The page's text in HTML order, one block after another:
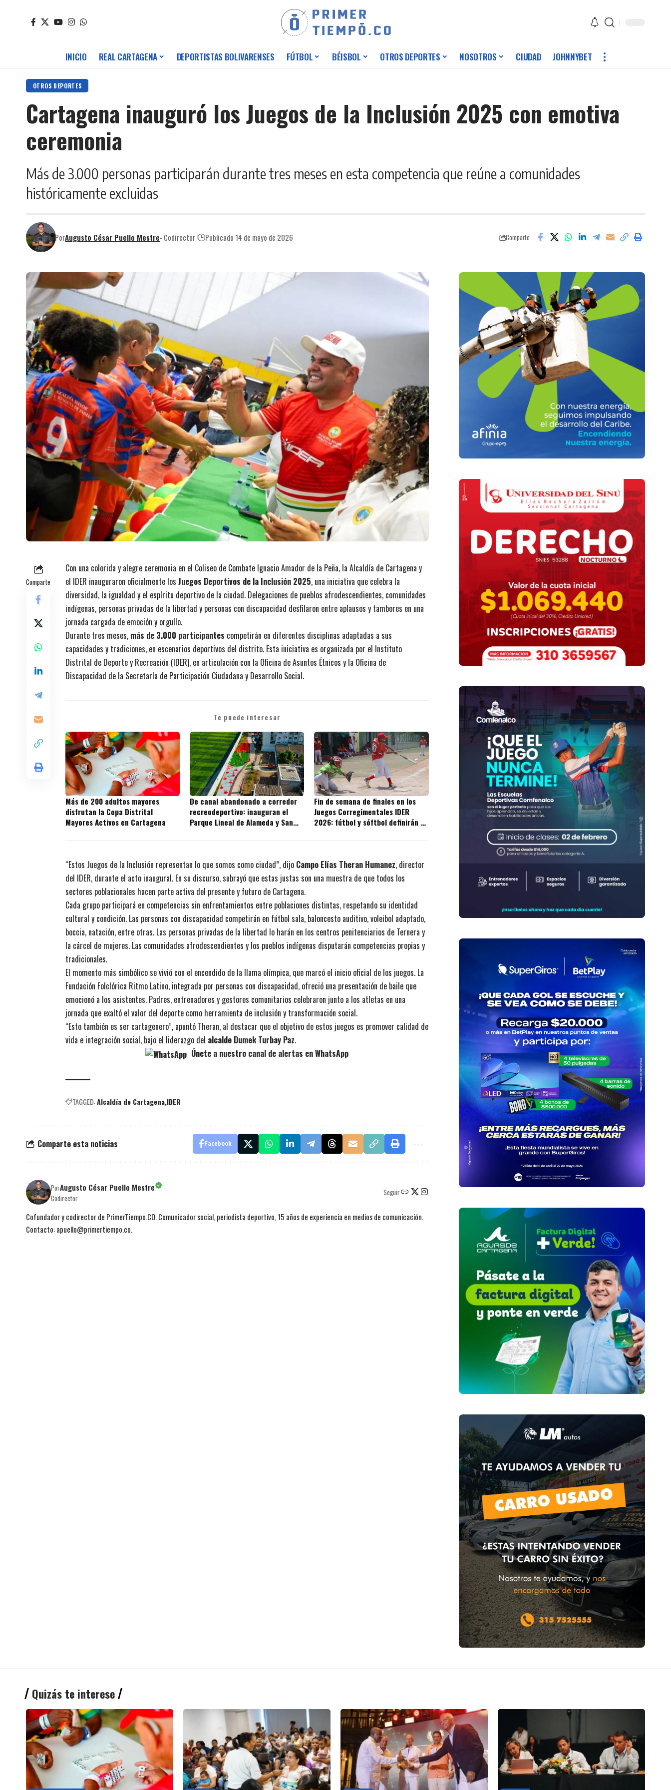
INICIO REAL CARTAGENA DEPORTISTAS BOLIVARENSES FÚTBOL BÉISBOL OTROS DEPORTES NOSOTROS CIUDAD JOHNNYBET
OTROS DEPORTES
Cartagena inauguró los Juegos de la Inclusión 2025 con emotiva
ceremonia
Más de 3.000 personas participarán durante tres meses en esta competencia que reúne a comunidades
históricamente excluidas
PorAugusto César Puello Mestre- Codirector Publicado 14 de mayo de 2026 Comparte
Comparte
Con una colorida y alegre ceremonia en el Coliseo de Combate Ignacio Amador de la Peña, la Alcaldía de Cartagena y
el IDER inauguraron oficialmente los Juegos Deportivos de la Inclusión 2025, una iniciativa que celebra la
diversidad, la igualdad y el espíritu deportivo de la ciudad. Delegaciones de pueblos afrodescendientes, comunidades
indígenas, personas privadas de la libertad y personas con discapacidad desfilaron entre aplausos y tambores en una
jornada cargada de emoción y orgullo.
Durante tres meses, más de 3.000 participantes competirán en diferentes disciplinas adaptadas a sus
capacidades y tradiciones, en escenarios deportivos del distrito. Esta iniciativa es organizada por el Instituto
Distrital de Deporte y Recreación (IDER), en articulación con la Oficina de Asuntos Étnicos y la Oficina de
Discapacidad de la Secretaría de Participación Ciudadana y Desarrollo Social.
Te puede interesar
Más de 200 adultos mayores
disfrutan la Copa Distrital
Mayores Activos en Cartagena
De canal abandonado a corredor
recreodeportivo: inauguran el
Parque Lineal de Alameda y San
Fin de semana de finales en los
Juegos Corregimentales IDER
2026: fútbol y sóftbol definirán a
“Estos Juegos de la Inclusión representan lo que somos como ciudad”, dijo Campo Elías Theran Humanez, director
del IDER, durante el acto inaugural. En su discurso, subrayó que estas justas son una muestra de que todos los
sectores poblacionales hacen parte activa del presente y futuro de Cartagena.
Cada grupo participará en competencias sin enfrentamientos entre poblaciones distintas, respetando su identidad
cultural y condición. Las personas con discapacidad competirán en fútbol sala, baloncesto auditivo, voleibol adaptado,
boccia, natación, entre otras. Las personas privadas de la libertad lo harán en los centros penitenciarios de Ternera y
la cárcel de mujeres. Las comunidades afrodescendientes y los pueblos indígenas disputarán competencias propias y
tradicionales.
El momento más simbólico se vivió con el encendido de la llama olímpica, que marcó el inicio oficial de los juegos. La
Fundación Folclórica Ritmo Latino, integrada por personas con discapacidad, ofreció una presentación de baile que
emocionó a los asistentes. Padres, entrenadores y gestores comunitarios celebraron junto a los atletas en una
jornada que exaltó el valor del deporte como herramienta de inclusión y transformación social.
“Esto también es ser cartagenero”, apuntó Theran, al destacar que el objetivo de estos juegos es promover calidad de
vida e integración social, bajo el liderazgo del alcalde Dumek Turbay Paz.
Únete a nuestro canal de alertas en WhatsApp
TAGGED:Alcaldía de Cartagena IDER
Comparte esta noticias Facebook
PorAugusto César Puello Mestre
Codirector
Seguir
Cofundador y codirector de PrimerTiempo.CO. Comunicador social, periodista deportivo, 15 años de experiencia en medios de comunicación.
Contacto: apuello@primertiempo.co.
Quizás te interese